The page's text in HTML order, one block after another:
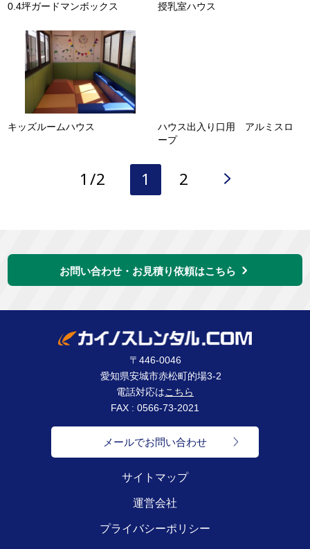
0.4坪ガードマンボックス 授乳室ハウス
キッズルームハウス
ハウス出入り口用 アルミスロ
ープ
1/2 1 2
お問い合わせ・お見積り依頼はこちら
〒446-0046
愛知県安城市赤松町的場3-2
電話対応はこちら
FAX : 0566-73-2021
メールでお問い合わせ
サイトマップ
運営会社
プライバシーポリシー